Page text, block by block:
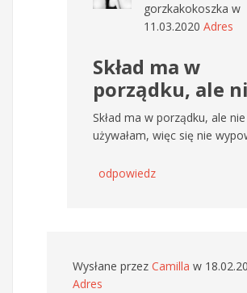
gorzkakokoszka w
11.03.2020 Adres
Skład ma w
porządku, ale
Skład ma w porządku, ale nie
używałam, więc się nie
odpowiedz
Wysłane przez Camilla w
Adres